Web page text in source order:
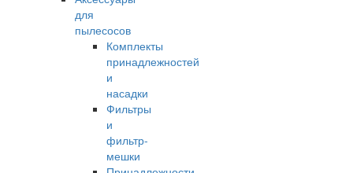
для
пылесосов
Комплекты
принадлежностей
и
насадки
Фильтры
и
фильтр-
мешки